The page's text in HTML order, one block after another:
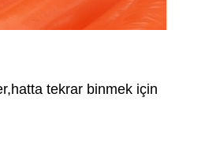
tekrar binmek için